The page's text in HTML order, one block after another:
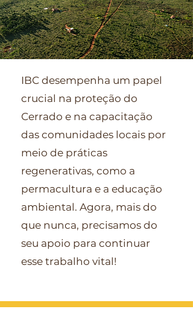
IBC desempenha um papel
crucial na proteção do
Cerrado e na capacitação
das comunidades locais por
meio de práticas
regenerativas, como a
permacultura e a educação
ambiental. Agora, mais do
que nunca, precisamos do
seu apoio para continuar
esse trabalho vital!